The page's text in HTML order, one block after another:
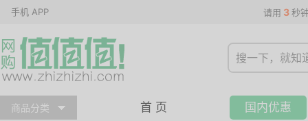
手机 APP 请用 3 秒
商品分类 首 页 国内优惠